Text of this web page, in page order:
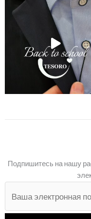
Подпишитесь на нашу